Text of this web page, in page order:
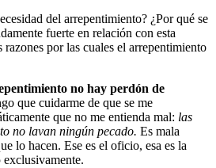
del arrepentimiento? ¿Por qué se
fuerte en relación con esta
razones por las cuales el arrepentimiento
no hay perdón de
que cuidarme de que se me
que no me entienda mal: las
no lavan ningún pecado. Es mala
lo hacen. Ese es el oficio, esa es la
exclusivamente.